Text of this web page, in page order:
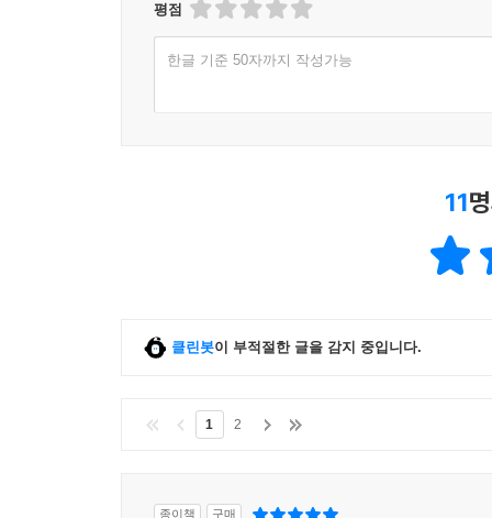
평점
한글 기준 50자까지 작성가능
11
클린봇이 부적절한 글을 감지 중입니다.
1 2
종이책 구매